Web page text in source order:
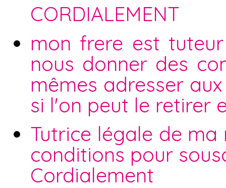
CORDIALEMENT
mon frere est
nous donner des
mêmes adresser
si l'on peut le retirer
Tutrice légale de
conditions pour
Cordialement